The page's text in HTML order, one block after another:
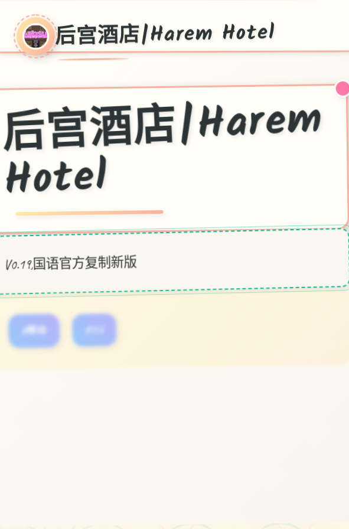
后宫酒店|Harem Hotel
后
宫
酒
店|Hare
m
Hotel
V0.19,国语官方复制新版